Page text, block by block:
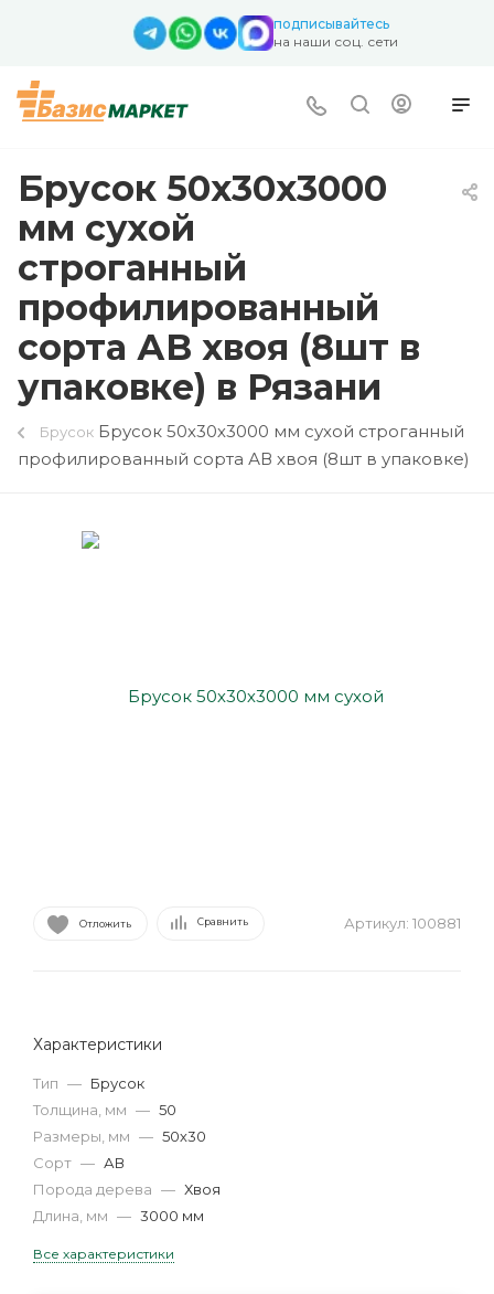
подписывайтесь
на наши соц. сети
Брусок 50х30х3000
мм сухой
строганный
профилированный
сорта АВ хвоя (8шт в
упаковке) в Рязани
Брусок Брусок 50х30х3000 мм сухой строганный
профилированный сорта АВ хвоя (8шт в упаковке)
Отложить Сравнить Артикул: 100881
Характеристики
Тип — Брусок
Толщина, мм — 50
Размеры, мм — 50х30
Сорт — АВ
Порода дерева — Хвоя
Длина, мм — 3000 мм
Все характеристики